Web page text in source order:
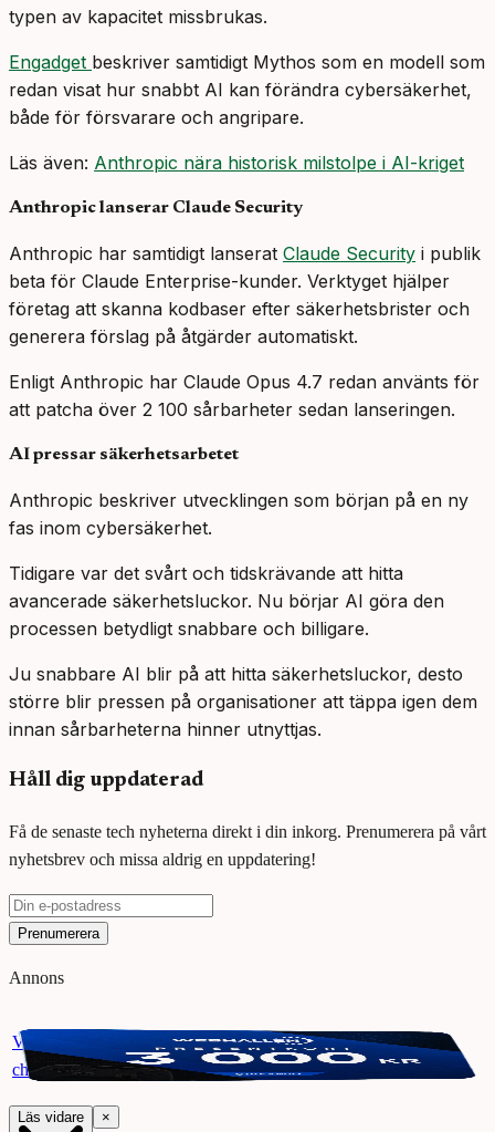
typen av kapacitet missbrukas.
Engadget beskriver samtidigt Mythos som en modell som
redan visat hur snabbt AI kan förändra cybersäkerhet,
både för försvarare och angripare.
Läs även: Anthropic nära historisk milstolpe i AI-kriget
Anthropic lanserar Claude Security
Anthropic har samtidigt lanserat Claude Security i publik
beta för Claude Enterprise-kunder. Verktyget hjälper
företag att skanna kodbaser efter säkerhetsbrister och
generera förslag på åtgärder automatiskt.
Enligt Anthropic har Claude Opus 4.7 redan använts för
att patcha över 2 100 sårbarheter sedan lanseringen.
AI pressar säkerhetsarbetet
Anthropic beskriver utvecklingen som början på en ny
fas inom cybersäkerhet.
Tidigare var det svårt och tidskrävande att hitta
avancerade säkerhetsluckor. Nu börjar AI göra den
processen betydligt snabbare och billigare.
Ju snabbare AI blir på att hitta säkerhetsluckor, desto
större blir pressen på organisationer att täppa igen dem
innan sårbarheterna hinner utnyttjas.
Håll dig uppdaterad
Få de senaste tech nyheterna direkt i din inkorg. Prenumerera på vårt
nyhetsbrev och missa aldrig en uppdatering!
Prenumerera
Annons
Vinn ett presentkort på Webhallen. Delta i vår giveaway för
chansen att vinna 3000 kr.
Läs vidare ×